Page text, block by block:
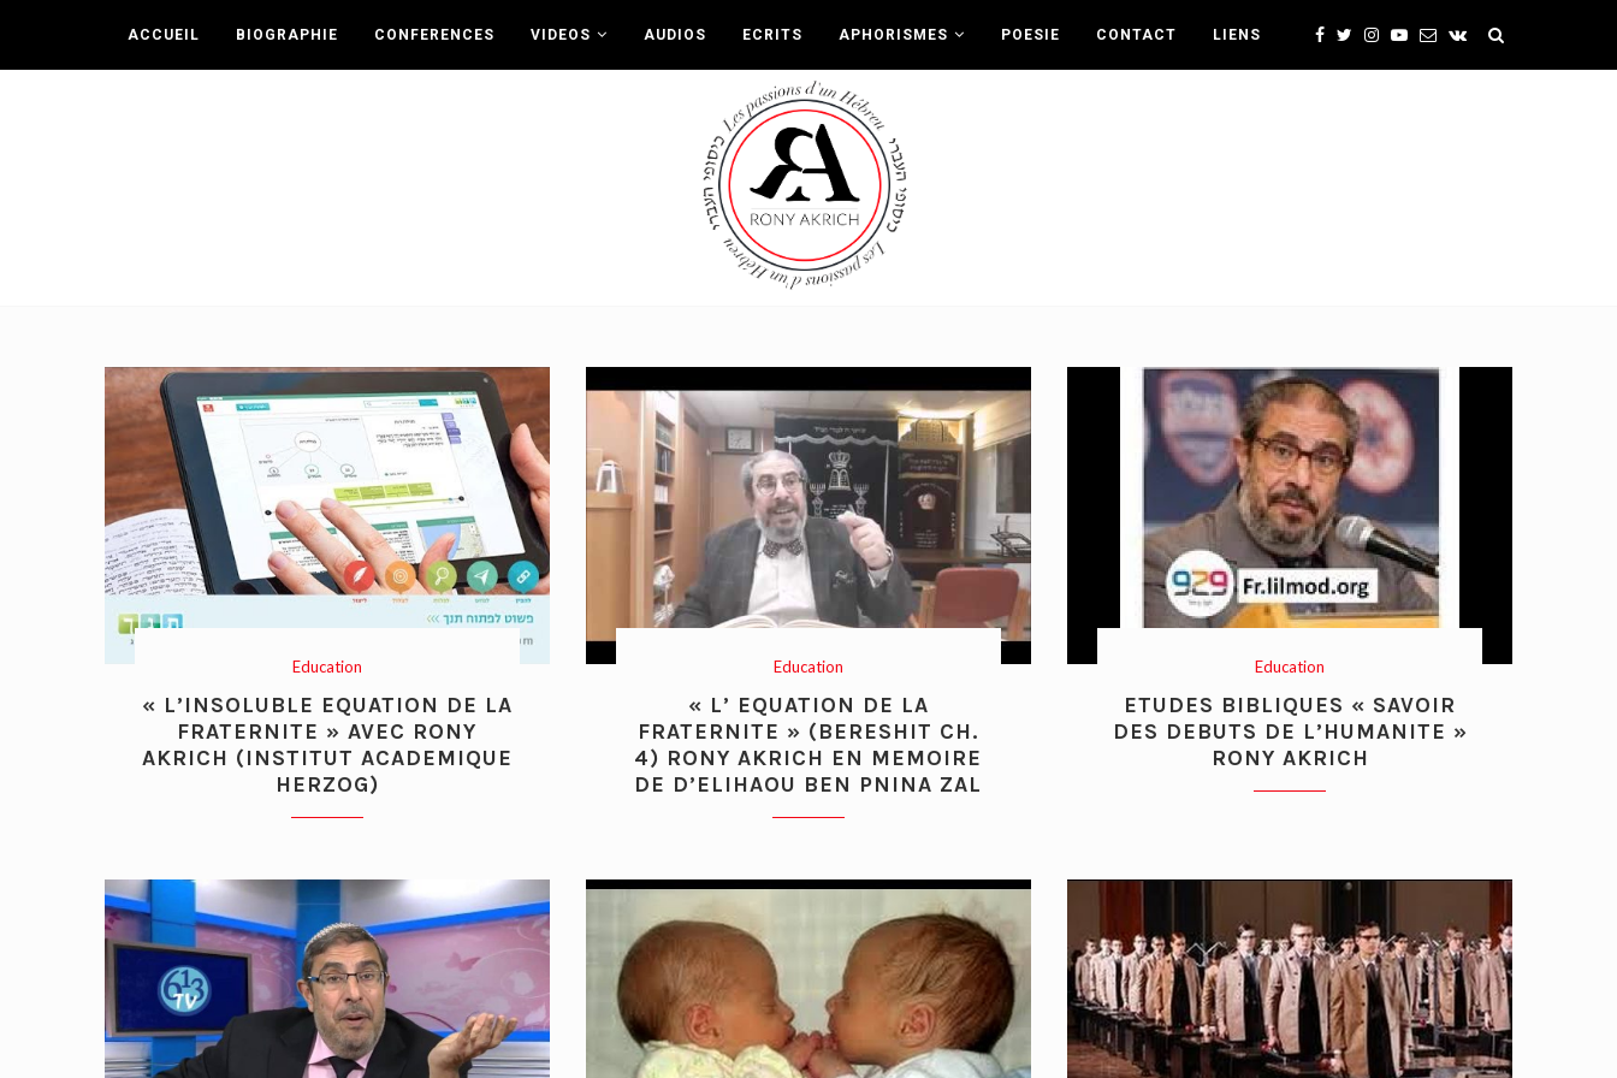
ACCUEIL BIOGRAPHIE CONFERENCES VIDEOS AUDIOS ECRITS APHORISMES POESIE CONTACT LIENS
Education
« L’INSOLUBLE EQUATION DE LA
FRATERNITE » AVEC RONY
AKRICH (INSTITUT ACADEMIQUE
HERZOG)
Education
« L’ EQUATION DE LA
FRATERNITE » (BERESHIT CH.
4) RONY AKRICH EN MEMOIRE
DE D’ELIHAOU BEN PNINA ZAL
Education
ETUDES BIBLIQUES « SAVOIR
DES DEBUTS DE L’HUMANITE »
RONY AKRICH